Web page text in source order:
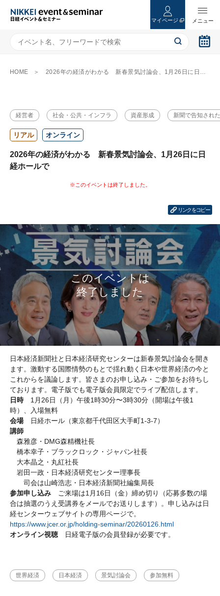
マイページ
HOME 2026年の経済がわかる 新春景気討論会、1月26日に日経ホールで
経営者 社会・公共・インフラ 資産形成 新聞で告知され
リアル オンライン
2026年の経済がわかる 新春景気討論会、1月26日に日
経ホールで
リンクをコピー
日本経済新聞社と日本経済研究センターは新春景気討論会を開き
ます。激動する国際情勢のもとで揺れ動く日本や世界経済の今と
これからを議論します。皆さまのお申し込み・ご参加をお待ちし
ております。電子版でも電子版会員限定でライブ配信します。
日時1月26日（月）午後1時30分〜3時30分（開場は午後1
時）、入場無料
会場日経ホール（東京都千代田区大手町1-3-7）
講師
森雅彦・DMG森精機社長
橋本幸子・ブラックロック・ジャパン社長
大本晶之・丸紅社長
岩田一政・日本経済研究センター理事長
司会は山崎浩志・日本経済新聞社編集局長
参加申し込み ご来場は1月16日（金）締め切り（応募多数の場
合は抽選のうえ受講券をメールでお送りします）。申し込みは日
経センターウェブサイトの専用ページで。
https://www.jcer.or.jp/holding-seminar/20260126.html
オンライン視聴 日経電子版の会員登録が必要です。
世界経済 日本経済 景気討論会 参加無料